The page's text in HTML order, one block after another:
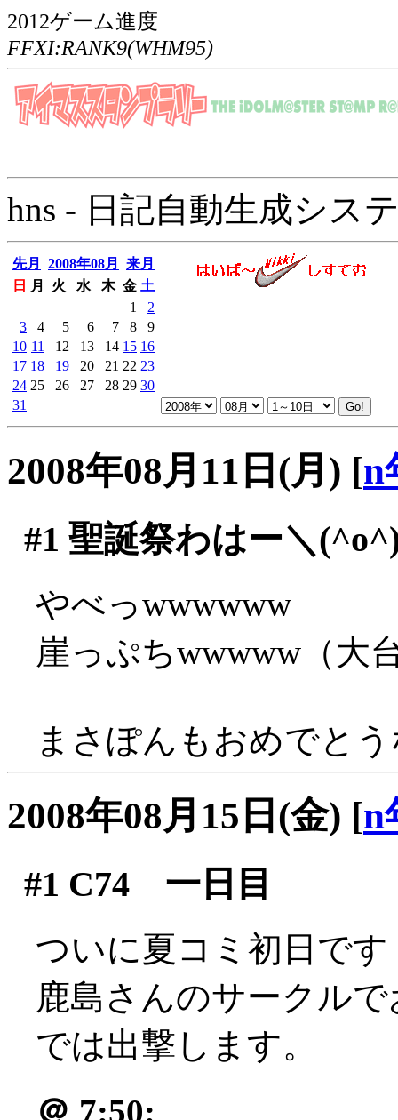
2012ゲーム進度
FFXI:RANK9(WHM95)
hns - 日記自動生成シス
先月 2008年08月
来月
日
月 火 水 木 金 土
1
2
3
4 5 6 7 8
9
10 11 12 13 14 15 16
17 18 19 20 21 22 23
24 25 26 27 28 29 30
31
2008年08月11日(月) [n
#1 聖誕祭わはー＼
やべっwwwwww
崖っぷちwwwww（大
まさぽんもおめでと
2008年08月15日(金) [n
#1 C74 一日目
ついに夏コミ初日です
鹿島さんのサークル
では出撃します。
＠ 7:50: